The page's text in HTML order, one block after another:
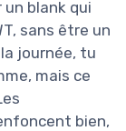
blank qui
sans être un
journée, tu
mais ce
bien,